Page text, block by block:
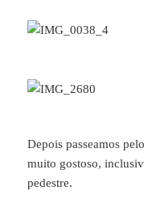
Depois passeamos
muito gostoso,
pedestre.